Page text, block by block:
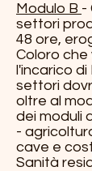
Modulo B -
settori
48 ore,
Coloro che
l'incarico di
settori
oltre al
dei moduli
-
cave e
Sanità